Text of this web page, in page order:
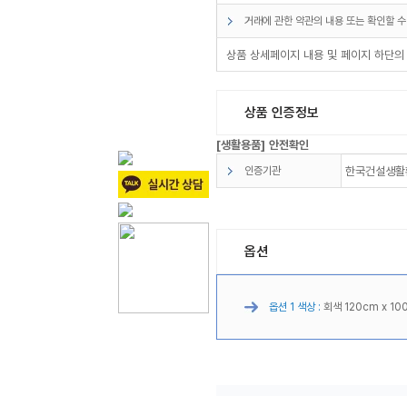
거래에 관한 약관의 내용 또는 확인할
상품 상세페이지 내용 및 페이지 하단
상품 인증정보
[생활용품] 안전확인
인증기관 한국건설생
옵션
옵션 1 색상 : 회색 120cm x